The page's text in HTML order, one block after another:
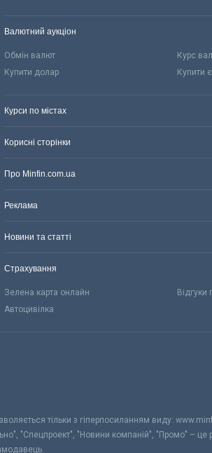
Валютний аукціон
Обмін валют Курс
Купити долар
Купити
Курси по містах
Корисні сторінки
Про Minfin.com.ua
Реклама
Новини та статті
Страхування
Зелена карта онлайн Відгуки
Автоцивілка
тільки з гіперпосиланням виду:
"Спецпроект", "Новини компаній", "Промо" – це